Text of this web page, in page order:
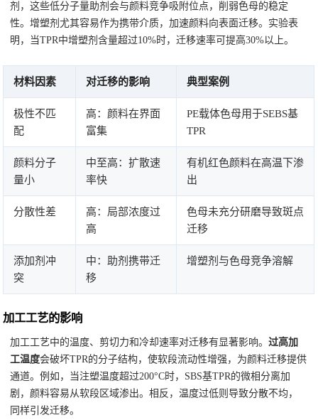
剂，这些低分子量助剂会与颜料竞争吸附位点，削弱色母的稳定
性。增塑剂尤其容易作为携带介质，加速颜料向表面迁移。实验表
明，当TPR中增塑剂含量超过10%时，迁移速率可提高30%以上。
材料因素 对迁移的影响 典型案例
极性不匹
配
高：颜料在界面
富集
PE载体色母用于SEBS基
TPR
颜料分子
量小
中至高：扩散速
率快
有机红色颜料在高温下渗
出
分散性差
高：局部浓度过
高
色母未充分研磨导致斑点
迁移
添加剂冲
突
中：助剂携带迁
移
增塑剂与色母竞争溶解
加工工艺的影响
加工工艺中的温度、剪切力和冷却速率对迁移有显著影响。过高加
工温度会破坏TPR的分子结构，使软段流动性增强，为颜料迁移提供
通道。例如，当注塑温度超过200°C时，SBS基TPR的微相分离加
剧，颜料容易从软段区域渗出。相反，温度过低则导致分散不均，
同样引发迁移。